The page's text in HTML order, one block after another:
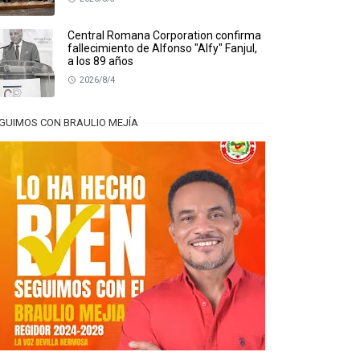
Central Romana Corporation confirma
fallecimiento de Alfonso "Alfy" Fanjul,
a los 89 años
2026/8/4
CON BRAULIO MEJÍA